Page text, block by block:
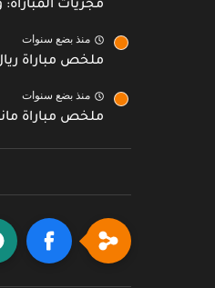
مجريات
منذ بضع سنوات
ملخص مباراة
منذ بضع سنوات
ملخص مباراة